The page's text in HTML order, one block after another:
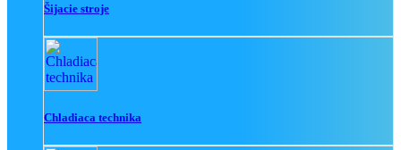
Šijacie stroje
Chladiaca technika